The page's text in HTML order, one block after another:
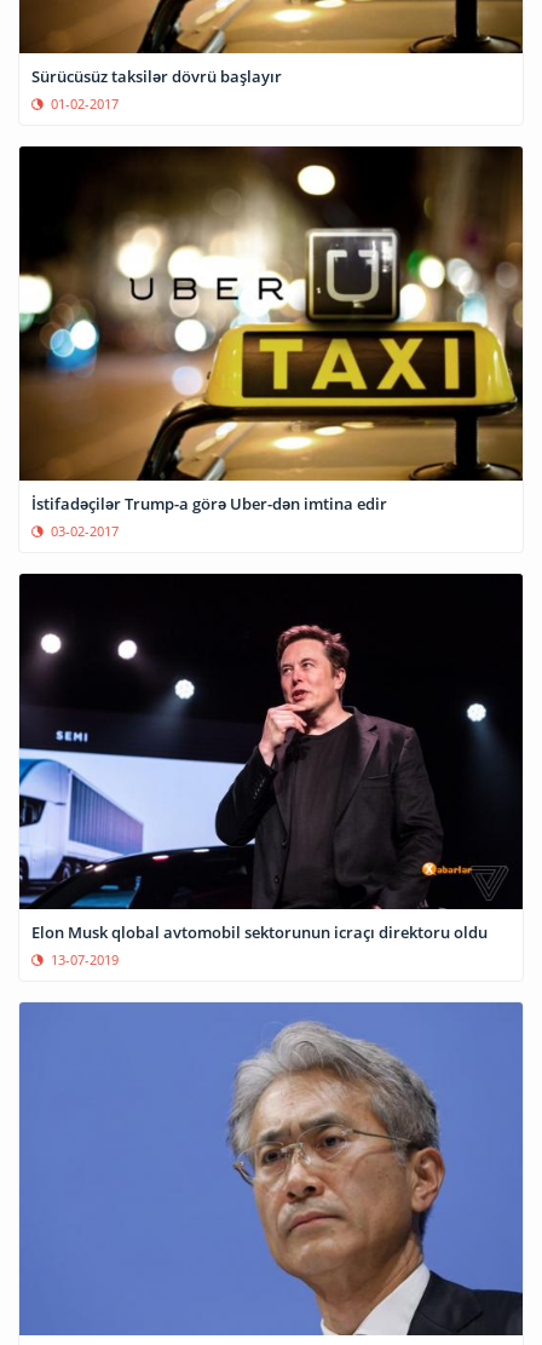
Sürücüsüz taksilər dövrü başlayır
01-02-2017
İstifadəçilər Trump-a görə Uber-dən imtina edir
03-02-2017
Elon Musk qlobal avtomobil sektorunun icraçı direktoru oldu
13-07-2019